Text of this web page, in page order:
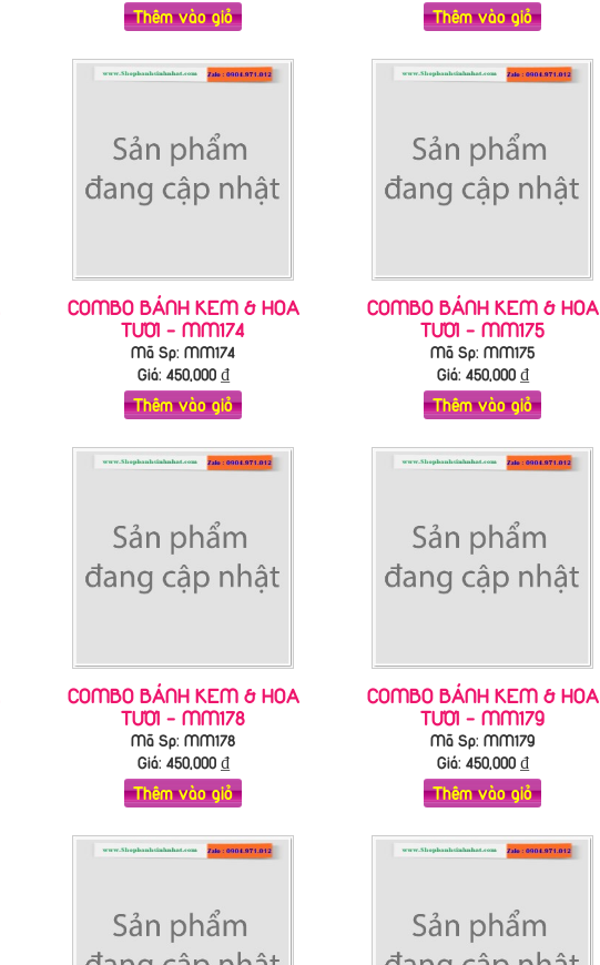
Thêm vào giỏ Thêm vào giỏ
COMBO BÁNH KEM & HOA
TƯƠI - MM174
Mã Sp: MM174
Giá: 450,000₫
Thêm vào giỏ
COMBO BÁNH KEM & HOA
TƯƠI - MM175
Mã Sp: MM175
Giá: 450,000₫
Thêm vào giỏ
COMBO BÁNH KEM & HOA
TƯƠI - MM178
Mã Sp: MM178
Giá: 450,000₫
Thêm vào giỏ
COMBO BÁNH KEM & HOA
TƯƠI - MM179
Mã Sp: MM179
Giá: 450,000₫
Thêm vào giỏ